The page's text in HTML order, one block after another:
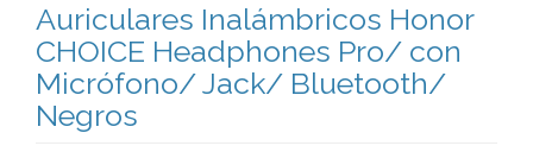
Auriculares Inalámbricos Honor
CHOICE Headphones Pro/ con
Micrófono/ Jack/ Bluetooth/
Negros